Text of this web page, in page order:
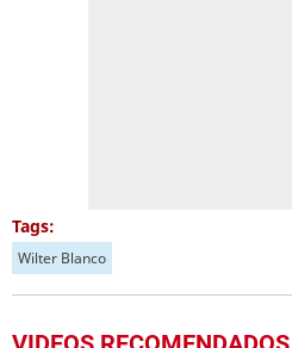
Tags:
Wilter Blanco